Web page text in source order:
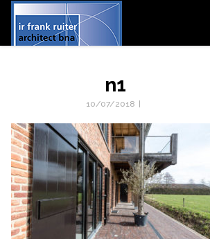
n1
10/07/2018